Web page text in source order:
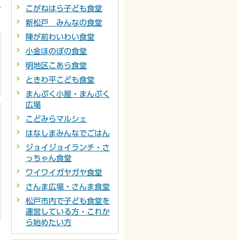
こがねはら子ども食堂
新松戸 みんなの食堂
陣が前わいわい食堂
小金ほのぼの食堂
明地区こあら食堂
ときわ平こども食堂
まんぷく小屋・まんぷく
広場
こどみらマルシェ
はなしまみんなでごはん
ジョイジョイランチ・さ
っちゃん食堂
ワイワイガヤガヤ食堂
さんま広場・さんま食堂
松戸市内で子ども食堂を
運営している方・これか
ら始めたい方